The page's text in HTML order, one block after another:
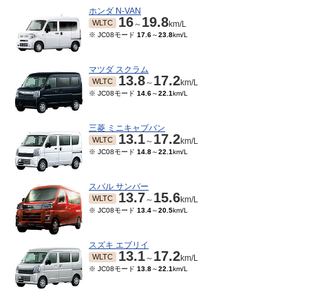
ホンダ N-VAN
WLTC 16～ 19.8km/L
※ JC08モード 17.6～23.8km/L
マツダ スクラム
WLTC 13.8～ 17.2km/L
※ JC08モード 14.6～22.1km/L
三菱 ミニキャブバン
WLTC 13.1～ 17.2km/L
※ JC08モード 14.8～22.1km/L
スバル サンバー
WLTC 13.7～ 15.6km/L
※ JC08モード 13.4～20.5km/L
スズキ エブリイ
WLTC 13.1～ 17.2km/L
※ JC08モード 13.8～22.1km/L